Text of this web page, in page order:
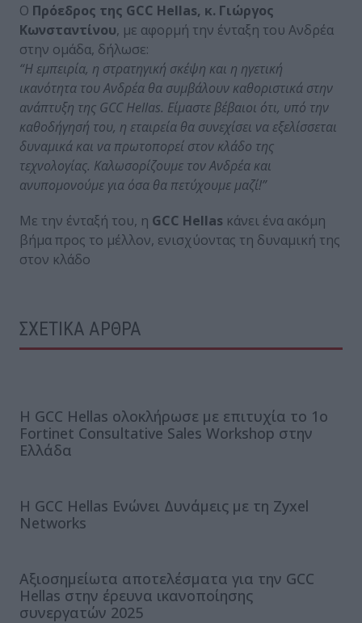
Ο Πρόεδρος της GCC Hellas, κ. Γιώργος
Κωνσταντίνου, με αφορμή την ένταξη του Ανδρέα
στην ομάδα, δήλωσε:
“Η εμπειρία, η στρατηγική σκέψη και η ηγετική
ικανότητα του Ανδρέα θα συμβάλουν καθοριστικά στην
ανάπτυξη της GCC Hellas. Είμαστε βέβαιοι ότι, υπό την
καθοδήγησή του, η εταιρεία θα συνεχίσει να εξελίσσεται
δυναμικά και να πρωτοπορεί στον κλάδο της
τεχνολογίας. Καλωσορίζουμε τον Ανδρέα και
ανυπομονούμε για όσα θα πετύχουμε μαζί!”
Με την ένταξή του, η GCC Hellas κάνει ένα ακόμη
βήμα προς το μέλλον, ενισχύοντας τη δυναμική της
στον κλάδο
ΣΧΕΤΙΚΑ ΑΡΘΡΑ
Η GCC Hellas ολοκλήρωσε με επιτυχία το 1ο
Fortinet Consultative Sales Workshop στην
Ελλάδα
Η GCC Hellas Ενώνει Δυνάμεις με τη Zyxel
Networks
Αξιοσημείωτα αποτελέσματα για την GCC
Hellas στην έρευνα ικανοποίησης
συνεργατών 2025